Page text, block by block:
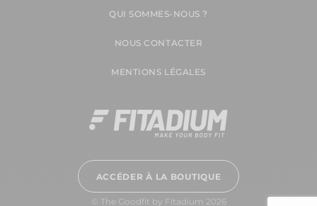
QUI SOMMES-NOUS ?
NOUS CONTACTER
MENTIONS LÉGALES
ACCÉDER À LA BOUTIQUE
© The Goodfit by Fitadium 2026